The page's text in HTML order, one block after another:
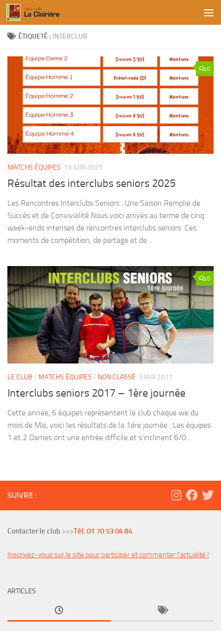
Skip to content
ÉTIQUETÉ : INTERCLUB
0
MATCHS ÉQUIPES 13 JUIN 2025
Résultat des interclubs seniors 2025
Les Rencontres Interclubs Seniors : Une Saison Remplie de
Succès et de Convivialité Nous voici arrivés au terme de cinq
week-ends intenses de rencontres interclubs seniors. Ces
moments de compétition, de partage et de...
0
LE CLUB / MATCHS ÉQUIPES / NON CLASSÉ 3 MAI 2017
Interclubs seniors 2017 – 1ère journée
Cette année, 6 équipes représentent le club chaque we du
mois de Mai, voici les résultats de la 1ère journée : Les équipes
1 et 2 Dames ont une entrée difficile et s’inclinent 6/0...
SUIVRE :
Contacter le club >>>Tél. 01 70 53 04 84
Inscrivez-vous sur le site pour participer et commenter l'actualité !
ARTICLES